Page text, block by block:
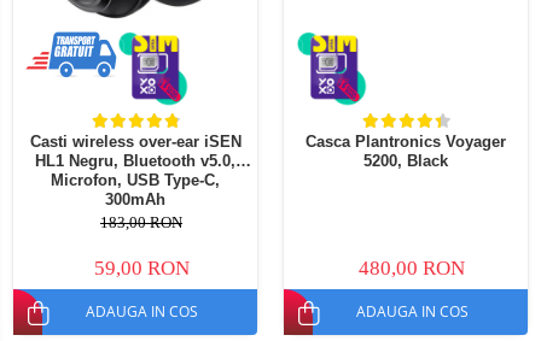
Telefoane mobile ALTE BRANDURI
Casti wireless over-ear iSEN
HL1 Negru, Bluetooth v5.0,
Microfon, USB Type-C,
300mAh
183,00 RON
59,00 RON
ADAUGA IN COS
Casca Plantronics Voyager
5200, Black
480,00 RON
ADAUGA IN COS